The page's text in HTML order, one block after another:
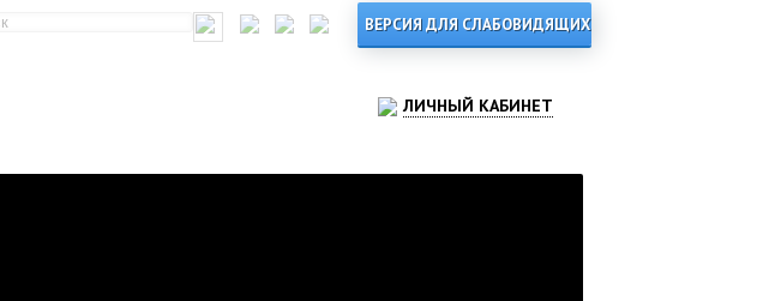
ЛИЧНЫЙ КАБИНЕТ